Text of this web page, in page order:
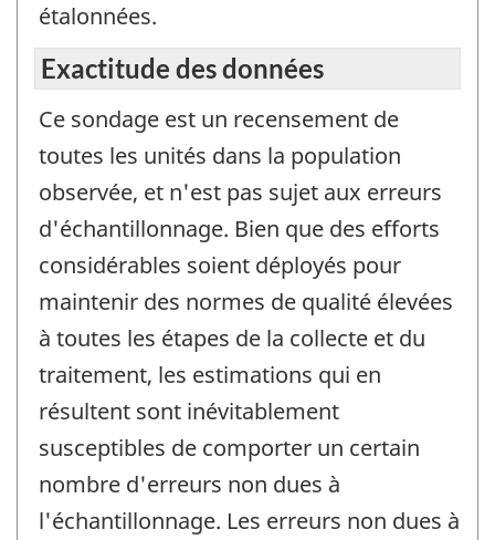
étalonnées.
Exactitude des données
Ce sondage est un recensement de
toutes les unités dans la population
observée, et n'est pas sujet aux erreurs
d'échantillonnage. Bien que des efforts
considérables soient déployés pour
maintenir des normes de qualité élevées
à toutes les étapes de la collecte et du
traitement, les estimations qui en
résultent sont inévitablement
susceptibles de comporter un certain
nombre d'erreurs non dues à
l'échantillonnage. Les erreurs non dues à